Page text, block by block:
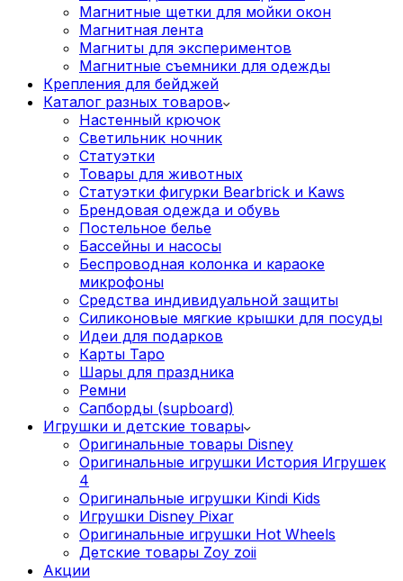
Магнитные щетки для мойки окон
Магнитная лента
Магниты для экспериментов
Магнитные съемники для одежды
Крепления для бейджей
Каталог разных товаров
Настенный крючок
Светильник ночник
Статуэтки
Товары для животных
Статуэтки фигурки Bearbrick и Kaws
Брендовая одежда и обувь
Постельное белье
Бассейны и насосы
Беспроводная колонка и караоке
микрофоны
Средства индивидуальной защиты
Силиконовые мягкие крышки для посуды
Идеи для подарков
Карты Таро
Шары для праздника
Ремни
Сапборды (supboard)
Игрушки и детские товары
Оригинальные товары Disney
Оригинальные игрушки История Игрушек
4
Оригинальные игрушки Kindi Kids
Игрушки Disney Pixar
Оригинальные игрушки Hot Wheels
Детские товары Zoy zoii
Акции